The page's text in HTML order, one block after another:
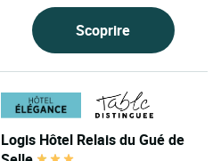
Scoprire
Logis Hôtel Relais du Gué de